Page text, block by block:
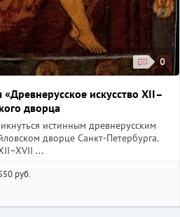
0
искусство XII–
дворца
истинным древнерусским
дворце Санкт-Петербурга.
...
руб.